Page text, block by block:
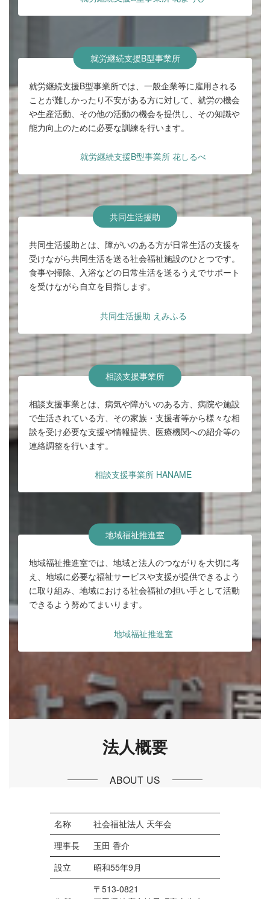
就労継続支援B型事業所
就労継続支援B型事業所では、一般企業等に雇用される
ことが難しかったり不安がある方に対して、就労の機会
や生産活動、その他の活動の機会を提供し、その知識や
能力向上のために必要な訓練を行います。
就労継続支援B型事業所 花しるべ
共同生活援助
共同生活援助とは、障がいのある方が日常生活の支援を
受けながら共同生活を送る社会福祉施設のひとつです。
食事や掃除、入浴などの日常生活を送るうえでサポート
を受けながら自立を目指します。
共同生活援助 えみふる
相談支援事業所
相談支援事業とは、病気や障がいのある方、病院や施設
で生活されている方、その家族・支援者等から様々な相
談を受け必要な支援や情報提供、医療機関への紹介等の
連絡調整を行います。
相談支援事業所 HANAME
地域福祉推進室
地域福祉推進室では、地域と法人のつながりを大切に考
え、地域に必要な福祉サービスや支援が提供できるよう
に取り組み、地域における社会福祉の担い手として活動
できるよう努めてまいります。
地域福祉推進室
法人概要
ABOUT US
名称
社会福祉法人 天年会
理事長
玉田 香介
設立
昭和55年9月
〒513-0821